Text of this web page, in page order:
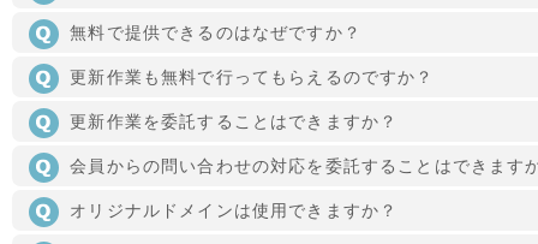
無料で提供できるのはなぜですか？
更新作業も無料で行ってもらえるのですか？
更新作業を委託することはできますか？
会員からの問い合わせの対応を委託することはできます
オリジナルドメインは使用できますか？